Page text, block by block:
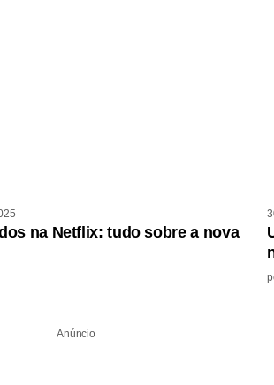
na Netflix: tudo sobre a nova
Anúncio